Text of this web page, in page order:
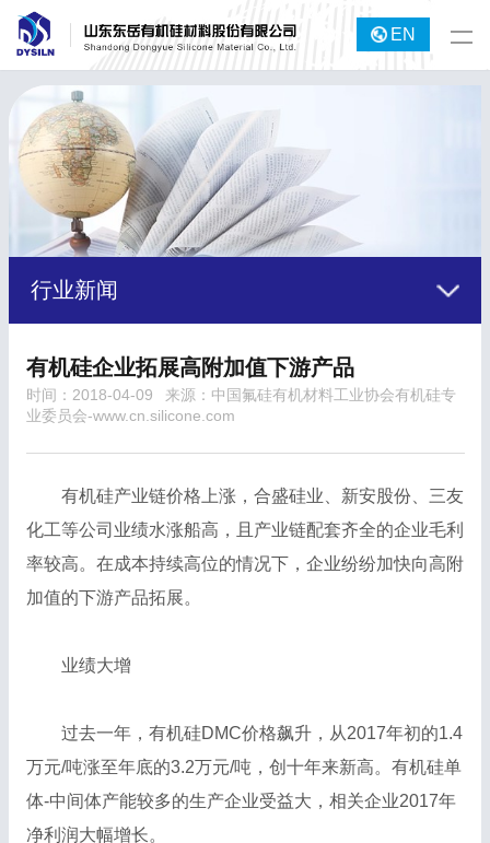
EN
行业新闻
有机硅企业拓展高附加值下游产品
时间：2018-04-09
来源：中国氟硅有机材料工业协会有机硅专
业委员会-www.cn.silicone.com
有机硅产业链价格上涨，合盛硅业、新安股份、三友
化工等公司业绩水涨船高，且产业链配套齐全的企业毛利
率较高。在成本持续高位的情况下，企业纷纷加快向高附
加值的下游产品拓展。
业绩大增
过去一年，有机硅DMC价格飙升，从2017年初的1.4
万元/吨涨至年底的3.2万元/吨，创十年来新高。有机硅单
体-中间体产能较多的生产企业受益大，相关企业2017年
净利润大幅增长。